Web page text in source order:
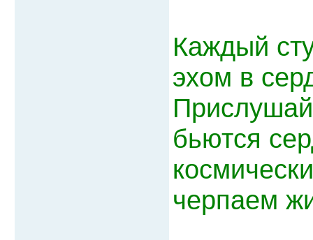
Каждый
эхом в
бьются
черпаем